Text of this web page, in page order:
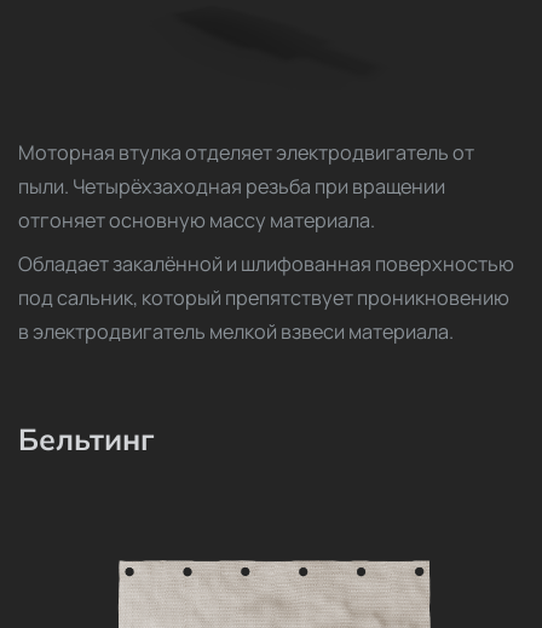
Моторная втулка отделяет электродвигатель от
пыли. Четырёхзаходная резьба при вращении
отгоняет основную массу материала.
Обладает закалённой и шлифованная поверхностью
под сальник, который препятствует проникновению
в электродвигатель мелкой взвеси материала.
Бельтинг